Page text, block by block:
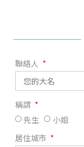
聯絡人
稱謂
先生
小姐
居住城市